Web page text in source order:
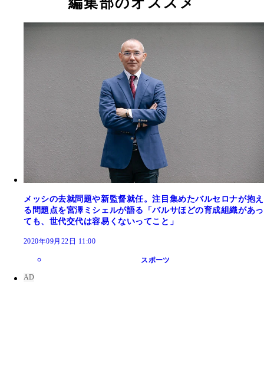
編集部のオススメ
メッシの去就問題や新監督就任。注目集めたバルセロナが抱え
る問題点を宮澤ミシェルが語る「バルサほどの育成組織があっ
ても、世代交代は容易くないってこと」
2020年09月22日 11:00
スポーツ